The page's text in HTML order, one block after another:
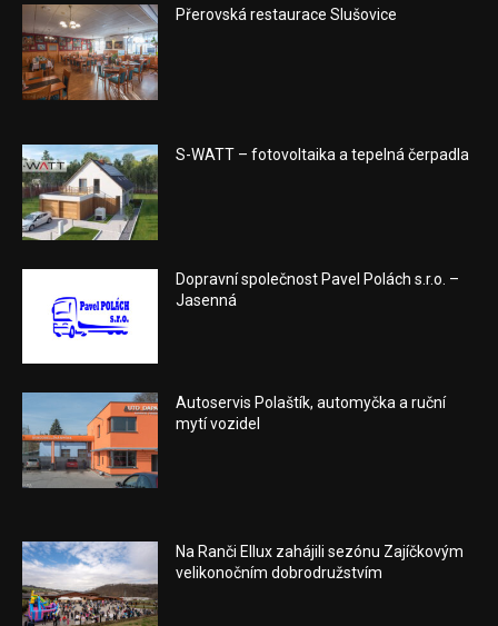
Přerovská restaurace Slušovice
S-WATT – fotovoltaika a tepelná čerpadla
Dopravní společnost Pavel Polách s.r.o. –
Jasenná
Autoservis Polaštík, automyčka a ruční
mytí vozidel
Na Ranči Ellux zahájili sezónu Zajíčkovým
velikonočním dobrodružstvím